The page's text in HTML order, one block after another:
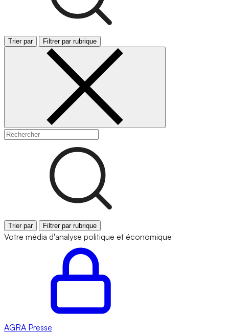
Trier par Filtrer par rubrique
Trier par Filtrer par rubrique
Votre média d'analyse politique et économique
AGRA Presse